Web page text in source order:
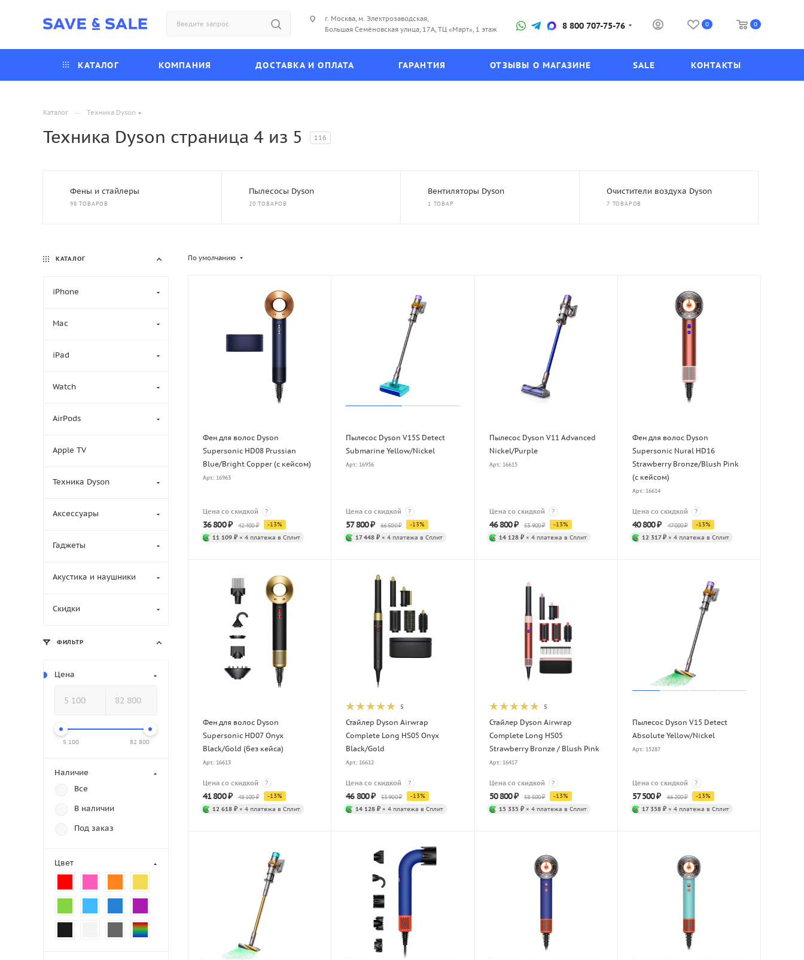
г. Москва, м. Электрозаводская,
Большая Семёновская улица, 17А, ТЦ «Март», 1 этаж
8 800 707-75-76 0 0
КАТАЛОГ КОМПАНИЯ ДОСТАВКА И ОПЛАТА ГАРАНТИЯ ОТЗЫВЫ О МАГАЗИНЕ SALE КОНТАКТЫ
Каталог — Техника Dyson
Техника Dyson страница 4 из 5 116
Фены и стайлеры
98 ТОВАРОВ
Пылесосы Dyson
20 ТОВАРОВ
Вентиляторы Dyson
1 ТОВАР
Очистители воздуха Dyson
7 ТОВАРОВ
По умолчанию
Фен для волос Dyson
Supersonic HD08 Prussian
Blue/Bright Copper (с кейсом)
Арт.: 16963
Цена со скидкой ?
36 800₽ 42 400₽ -13%
11 109 ₽ × 4 платежа в Сплит
Пылесос Dyson V15S Detect
Submarine Yellow/Nickel
Арт.: 16956
Цена со скидкой ?
57 800₽ 66 500₽ -13%
17 448 ₽ × 4 платежа в Сплит
Пылесос Dyson V11 Advanced
Nickel/Purple
Арт.: 16615
Цена со скидкой ?
46 800₽ 53 900₽ -13%
14 128 ₽× 4 платежа в Сплит
Фен для волос Dyson
Supersonic Nural HD16
Strawberry Bronze/Blush Pink
(с кейсом)
Арт.: 16614
Цена со скидкой ?
40 800₽ 47 000₽ -13%
12 317 ₽× 4 платежа в Сплит
Фен для волос Dyson
Supersonic HD07 Onyx
Black/Gold (без кейса)
Арт.: 16613
Цена со скидкой ?
41 800₽ 48 100₽ -13%
12 618 ₽ × 4 платежа в Сплит
5
Стайлер Dyson Airwrap
Complete Long HS05 Onyx
Black/Gold
Арт.: 16612
Цена со скидкой ?
46 800₽ 53 900₽ -13%
14 128 ₽ × 4 платежа в Сплит
5
Стайлер Dyson Airwrap
Complete Long HS05
Strawberry Bronze / Blush Pink
Арт.: 16417
Цена со скидкой ?
50 800₽ 58 500₽ -13%
15 335 ₽× 4 платежа в Сплит
Пылесос Dyson V15 Detect
Absolute Yellow/Nickel
Арт.: 15287
Цена со скидкой ?
57 500₽ 66 200₽ -13%
17 358 ₽× 4 платежа в Сплит
КАТАЛОГ
iPhone
Mac
iPad
Watch
AirPods
Apple TV
Техника Dyson
Аксессуары
Гаджеты
Акустика и наушники
Скидки
ФИЛЬТР
Цена
5 100 82 800
Наличие
Все
В наличии
Под заказ
Цвет